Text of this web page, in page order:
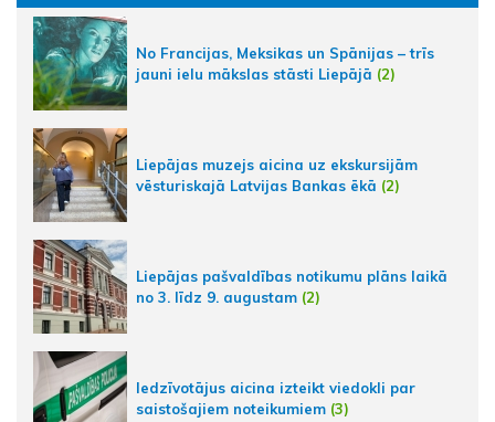
No Francijas, Meksikas un Spānijas – trīs
jauni ielu mākslas stāsti Liepājā (2)
Liepājas muzejs aicina uz ekskursijām
vēsturiskajā Latvijas Bankas ēkā (2)
Liepājas pašvaldības notikumu plāns laikā
no 3. līdz 9. augustam (2)
Iedzīvotājus aicina izteikt viedokli par
saistošajiem noteikumiem (3)